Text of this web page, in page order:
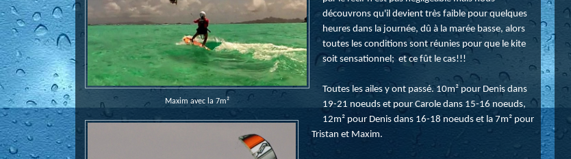
Maxim avec la 7m²
découvrons qu'il devient très faible pour quelques
heures dans la journée, dû à la marée basse, alors
toutes les conditions sont réunies pour que le kite
soit sensationnel; et ce fût le cas!!!
Toutes les ailes y ont passé. 10m² pour Denis dans
19-21 noeuds et pour Carole dans 15-16 noeuds,
12m² pour Denis dans 16-18 noeuds et la 7m² pour
Tristan et Maxim.